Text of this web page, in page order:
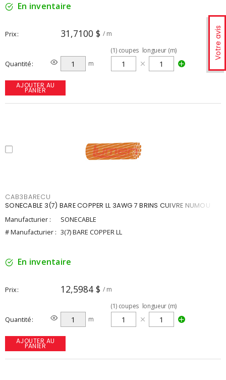
Votre avis
En inventaire
Prix 31,7100 $ / m
Quantité m
(1) coupes longueur (m)
AJOUTER AU
PANIER
CAB3BARECU
SONECABLE 3(7) BARE COPPER LL 3AWG 7 BRINS CUIVRE NUMOU
Manufacturier :
SONECABLE
# Manufacturier : 3(7) BARE COPPER LL
En inventaire
Prix 12,5984 $ / m
Quantité m
(1) coupes longueur (m)
AJOUTER AU
PANIER